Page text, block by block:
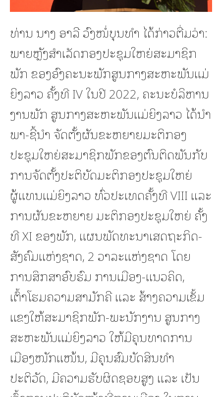
ທ່ານ ນາງ ອາລີ ວົງໜໍ່ບຸນທໍາ ໄດ້ກ່າວຕື່ມວ່າ:
ພາຍຫຼັງສໍາເລັດກອງປະຊຸມໃຫຍ່ສະມາຊິກ
ພັກ ຂອງອົງຄະນະພັກສູນກາງສະຫະພັນແມ່
ຍິງລາວ ຄັ້ງທີ IV ໃນປີ 2022, ຄະນະບໍລິຫານ
ງານພັກ ສູນກາງສະຫະພັນແມ່ຍິງລາວ ໄດ້ນໍາ
ພາ-ຊີ້ນໍາ ຈັດຕັ້ງຜັນຂະຫຍາຍມະຕິກອງ
ປະຊຸມໃຫຍ່ສະມາຊິກພັກຂອງຕົນຕິດພັນກັບ
ການຈັດຕັ້ງປະຕິບັດມະຕິກອງປະຊຸມໃຫຍ່
ຜູ້ແທນແມ່ຍິງລາວ ທົ່ວປະເທດຄັ້ງທີ VIII ແລະ
ການຜັນຂະຫຍາຍ ມະຕິກອງປະຊຸມໃຫຍ່ ຄັ້ງ
ທີ XI ຂອງພັກ, ແຜນພັດທະນາເສດຖະກິດ-
ສັງຄົມແຫ່ງຊາດ, 2 ວາລະແຫ່ງຊາດ ໂດຍ
ການສຶກສາອົບຮົມ ການເມືອງ-ແນວຄິດ,
ເຕົ້າໂຮມຄວາມສາມັກຄີ ແລະ ສ້າງຄວາມເຂັ້ມ
ແຂງໃຫ້ສະມາຊິກພັກ-ພະນັກງານ ສູນກາງ
ສະຫະພັນແມ່ຍິງລາວ ໃຫ້ມີຄຸນທາດການ
ເມືອງໜັກແໜ້ນ, ມີຄຸນສົມບັດສິນທໍາ
ປະຕິວັດ, ມີຄວາມຮັບຜິດຊອບສູງ ແລະ ເປັນ